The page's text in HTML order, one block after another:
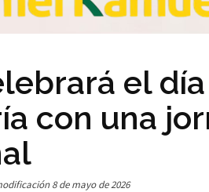
el
con una
8 de mayo de 2026